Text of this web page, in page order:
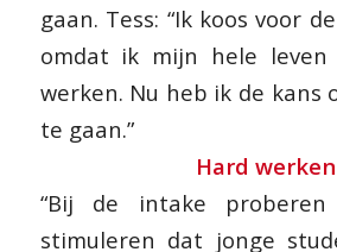
gaan. Tess: “Ik koos voor
omdat ik mijn hele
werken. Nu heb ik de kans
te gaan.”
Hard werken
“Bij de intake
stimuleren dat jonge